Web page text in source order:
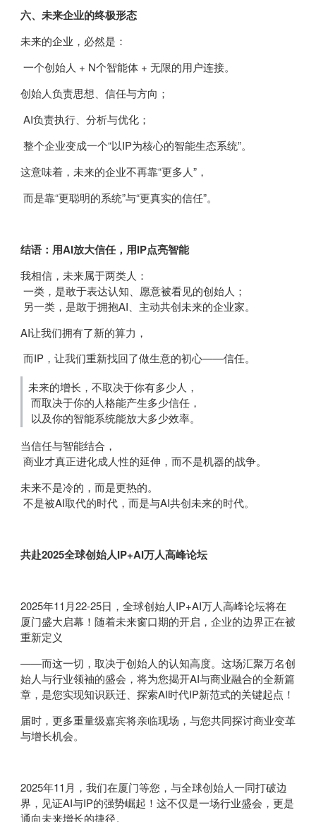
六、未来企业的终极形态
未来的企业，必然是：
一个创始人 + N个智能体 + 无限的用户连接。
创始人负责思想、信任与方向；
AI负责执行、分析与优化；
整个企业变成一个“以IP为核心的智能生态系统”。
这意味着，未来的企业不再靠“更多人”，
而是靠“更聪明的系统”与“更真实的信任”。
结语：用AI放大信任，用IP点亮智能
我相信，未来属于两类人：
一类，是敢于表达认知、愿意被看见的创始人；
另一类，是敢于拥抱AI、主动共创未来的企业家。
AI让我们拥有了新的算力，
而IP，让我们重新找回了做生意的初心——信任。
未来的增长，不取决于你有多少人，
而取决于你的人格能产生多少信任，
以及你的智能系统能放大多少效率。
当信任与智能结合，
商业才真正进化成人性的延伸，而不是机器的战争。
未来不是冷的，而是更热的。
不是被AI取代的时代，而是与AI共创未来的时代。
共赴2025全球创始人IP+AI万人高峰论坛
2025年11月22-25日，全球创始人IP+AI万人高峰论坛将在
厦门盛大启幕！随着未来窗口期的开启，企业的边界正在被
重新定义
——而这一切，取决于创始人的认知高度。这场汇聚万名创
始人与行业领袖的盛会，将为您揭开AI与商业融合的全新篇
章，是您实现知识跃迁、探索AI时代IP新范式的关键起点！
届时，更多重量级嘉宾将亲临现场，与您共同探讨商业变革
与增长机会。
2025年11月，我们在厦门等您，与全球创始人一同打破边
界，见证AI与IP的强势崛起！这不仅是一场行业盛会，更是
通向未来增长的捷径。